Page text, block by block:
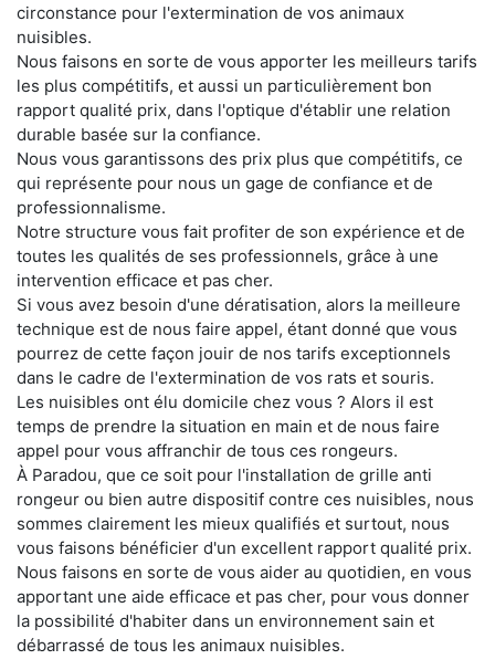
circonstance pour l'extermination de vos animaux
nuisibles.
Nous faisons en sorte de vous apporter les meilleurs tarifs
les plus compétitifs, et aussi un particulièrement bon
rapport qualité prix, dans l'optique d'établir une relation
durable basée sur la confiance.
Nous vous garantissons des prix plus que compétitifs, ce
qui représente pour nous un gage de confiance et de
professionnalisme.
Notre structure vous fait profiter de son expérience et de
toutes les qualités de ses professionnels, grâce à une
intervention efficace et pas cher.
Si vous avez besoin d'une dératisation, alors la meilleure
technique est de nous faire appel, étant donné que vous
pourrez de cette façon jouir de nos tarifs exceptionnels
dans le cadre de l'extermination de vos rats et souris.
Les nuisibles ont élu domicile chez vous ? Alors il est
temps de prendre la situation en main et de nous faire
appel pour vous affranchir de tous ces rongeurs.
À Paradou, que ce soit pour l'installation de grille anti
rongeur ou bien autre dispositif contre ces nuisibles, nous
sommes clairement les mieux qualifiés et surtout, nous
vous faisons bénéficier d'un excellent rapport qualité prix.
Nous faisons en sorte de vous aider au quotidien, en vous
apportant une aide efficace et pas cher, pour vous donner
la possibilité d'habiter dans un environnement sain et
débarrassé de tous les animaux nuisibles.